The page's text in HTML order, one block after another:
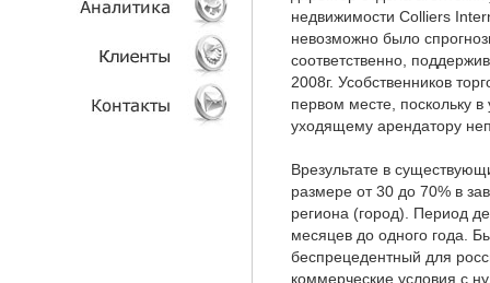
ПРОЕКТЫ
АНАЛИТИКА
КЛИЕНТЫ
недвижимости Colliers
невозможно было
соответственно,
2008г. Усобственников
первом месте, поскольку
уходящему арендатору
Врезультате в
размере от 30 до 70% в
региона (город). Период
месяцев до одного года.
беспрецедентный для
коммерческие условия с